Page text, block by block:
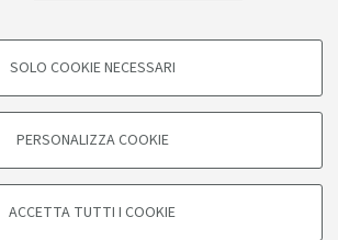
- FACOLTATIVI
in base al loro comportamento sul sito, per analisi
SOLO COOKIE NECESSARI
PERSONALIZZA COOKIE
ACCETTA TUTTI I COOKIE
CF: 80007010376
Informazioni sul sito e accessibilità